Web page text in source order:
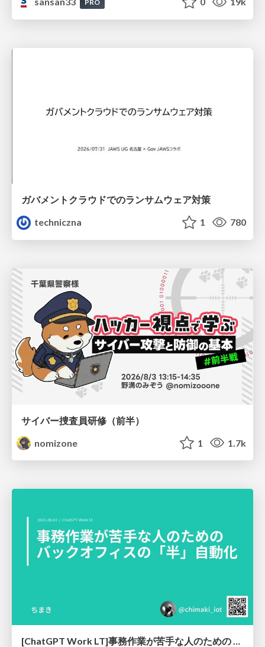
PRO
ガバメントクラウドでのランサムウェア対策
techniczna
1 780
サイバー捜査員研修（前半）
nomizone
1 1.7k
[ChatGPT Work LT]事務作業が苦手な人のための バックオフィスの「半」自動化